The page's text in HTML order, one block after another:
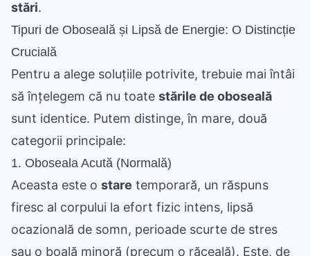
stări.
Tipuri de Oboseală și Lipsă de Energie: O Distincție
Crucială
Pentru a alege soluțiile potrivite, trebuie mai întâi
să înțelegem că nu toate stările de oboseală
sunt identice. Putem distinge, în mare, două
categorii principale:
1. Oboseala Acută (Normală)
Aceasta este o stare temporară, un răspuns
firesc al corpului la efort fizic intens, lipsă
ocazională de somn, perioade scurte de stres
sau o boală minoră (precum o răceală). Este, de